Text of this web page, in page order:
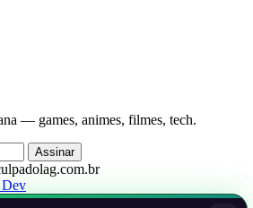
— games, animes, filmes, tech.
Assinar